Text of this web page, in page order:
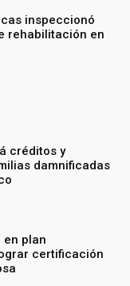
inspeccionó
rehabilitación en
créditos y
damnificadas
en plan
certificación